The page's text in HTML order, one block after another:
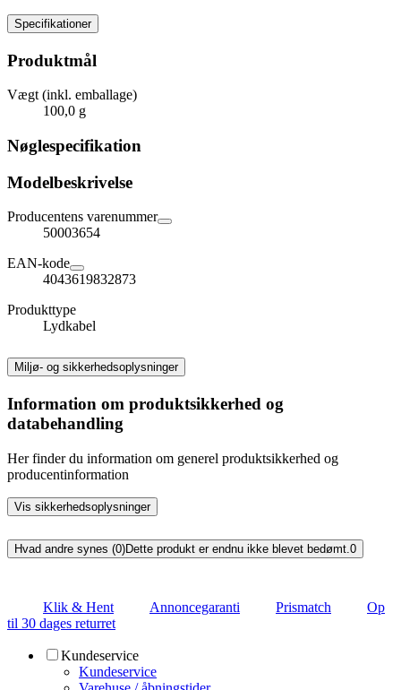
Specifikationer
Produktmål
Vægt (inkl. emballage)
100,0 g
Nøglespecifikation
Modelbeskrivelse
Producentens varenummer
50003654
EAN-kode
4043619832873
Produkttype
Lydkabel
Miljø- og sikkerhedsoplysninger
Information om produktsikkerhed og
databehandling
Her finder du information om generel produktsikkerhed og
producentinformation
Vis sikkerhedsoplysninger
Hvad andre synes (0)Dette produkt er endnu ikke blevet bedømt. 0
Klik & Hent Annoncegaranti Prismatch
Op
til 30 dages returret
Kundeservice
Kundeservice